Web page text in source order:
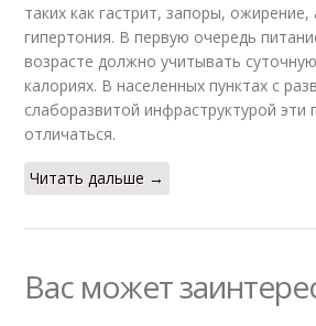
таких как гастрит, запоры, ожирение,
гипертония. В первую очередь
возрасте должно учитывать
калориях. В населенных пунктах с
слаборазвитой инфраструктурой эти
отличаться.
Читать дальше →
Вас может